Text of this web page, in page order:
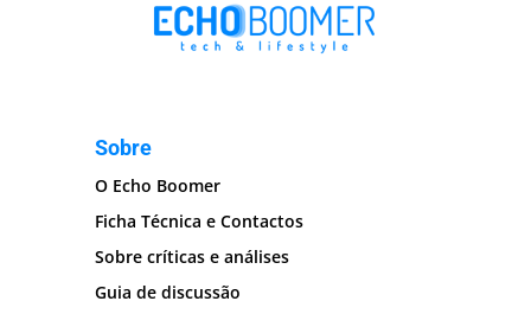
Sobre
O Echo Boomer
Ficha Técnica e Contactos
Sobre críticas e análises
Guia de discussão